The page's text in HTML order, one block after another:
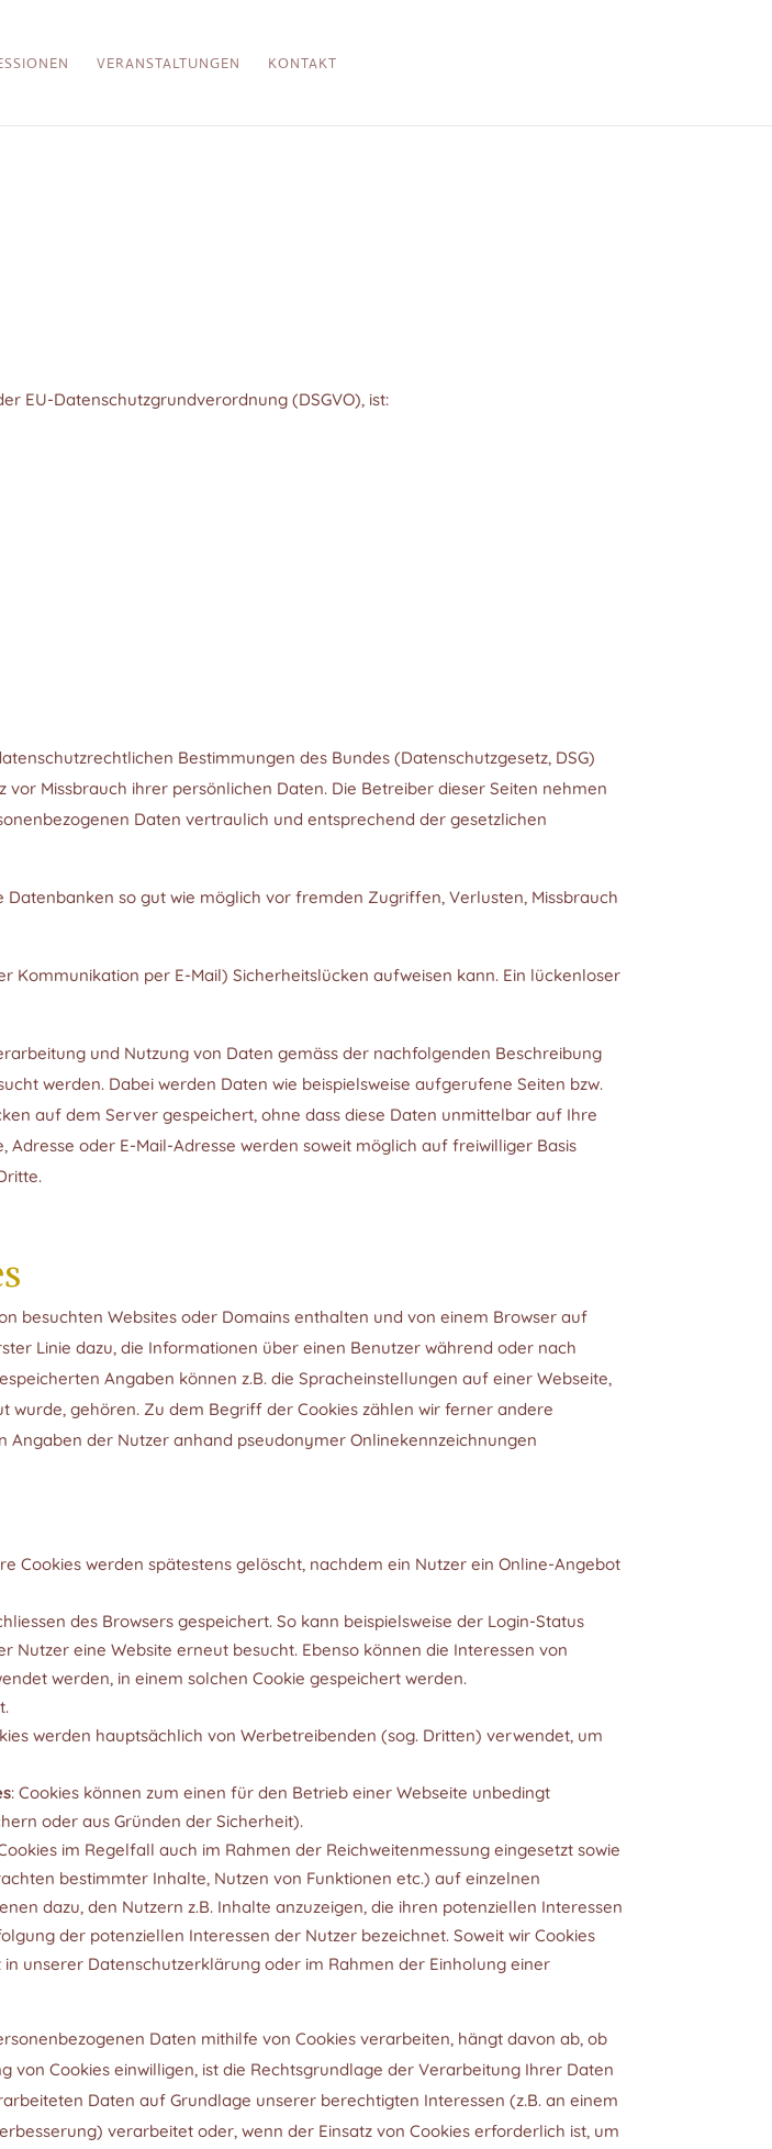
VERANSTALTUNGEN KONTAKT
EU-Datenschutzgrundverordnung (DSGVO), ist:
Bestimmungen des Bundes (Datenschutzgesetz, DSG)
Missbrauch ihrer persönlichen Daten. Die Betreiber dieser Seiten nehmen
Daten vertraulich und entsprechend der gesetzlichen
so gut wie möglich vor fremden Zugriffen, Verlusten, Missbrauch
Kommunikation per E-Mail) Sicherheitslücken aufweisen kann. Ein lückenloser
und Nutzung von Daten gemäss der nachfolgenden Beschreibung
werden. Dabei werden Daten wie beispielsweise aufgerufene Seiten bzw.
auf dem Server gespeichert, ohne dass diese Daten unmittelbar auf Ihre
oder E-Mail-Adresse werden soweit möglich auf freiwilliger Basis
besuchten Websites oder Domains enthalten und von einem Browser auf
Linie dazu, die Informationen über einen Benutzer während oder nach
Angaben können z.B. die Spracheinstellungen auf einer Webseite,
wurde, gehören. Zu dem Begriff der Cookies zählen wir ferner andere
Angaben der Nutzer anhand pseudonymer Onlinekennzeichnungen
Cookies werden spätestens gelöscht, nachdem ein Nutzer ein Online-Angebot
des Browsers gespeichert. So kann beispielsweise der Login-Status
eine Website erneut besucht. Ebenso können die Interessen von
werden, in einem solchen Cookie gespeichert werden.
werden hauptsächlich von Werbetreibenden (sog. Dritten) verwendet, um
: Cookies können zum einen für den Betrieb einer Webseite unbedingt
oder aus Gründen der Sicherheit).
im Regelfall auch im Rahmen der Reichweitenmessung eingesetzt sowie
bestimmter Inhalte, Nutzen von Funktionen etc.) auf einzelnen
dazu, den Nutzern z.B. Inhalte anzuzeigen, die ihren potenziellen Interessen
der potenziellen Interessen der Nutzer bezeichnet. Soweit wir Cookies
unserer Datenschutzerklärung oder im Rahmen der Einholung einer
Daten mithilfe von Cookies verarbeiten, hängt davon ab, ob
von Cookies einwilligen, ist die Rechtsgrundlage der Verarbeitung Ihrer Daten
Daten auf Grundlage unserer berechtigten Interessen (z.B. an einem
verarbeitet oder, wenn der Einsatz von Cookies erforderlich ist, um